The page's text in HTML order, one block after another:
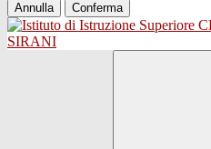
Annulla Conferma